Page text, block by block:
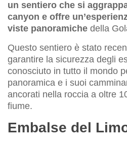
un sentiero che si
canyon e offre
viste panoramiche della
Questo sentiero è stato
garantire la sicurezza degli
conosciuto in tutto il mondo
panoramica e i suoi
ancorati nella roccia a oltre
fiume.
Embalse del